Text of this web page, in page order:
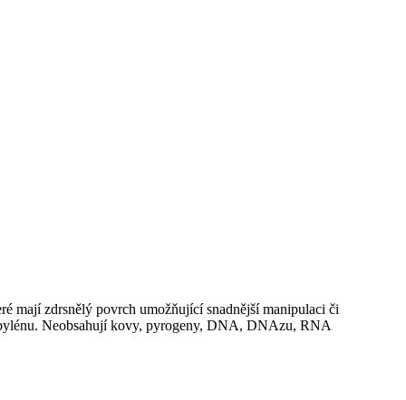
mají zdrsnělý povrch umožňující snadnější manipulaci či
Neobsahují kovy, pyrogeny, DNA, DNAzu, RNA